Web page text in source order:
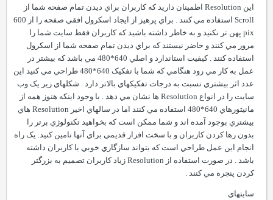
اين Resolution اطمينان داريد که کاربران براي ديدن تمام صفحه شما از
Scroll استفاده مي کنند . براي پرهيز از ايجاد اسکرول افقي صفحه را از 600
pix پهن تر نکنيد و به خاطر داشته باشيد که کاربران فقط سايت شما را
مرور مي کنند و حاضر نيستند که براي ديدن تمام صفحه شما از اسکرول
استفاده کنند . کيفيت استاندارد و اصلي 640*480 مي باشد که بيشتر در
عمل به کار مي رود هنگامي که شما با تفکيک 640*480 طراحي مي کنيد اين
عدد اثر بيشتري نسبت به درجات تفکيکهاي بالاتر دارد . شکلهاي زير يک وب
سايت را در انواع Resolution ها نشان مي دهد . با وجود اينکه هنوز همه از
مانيتورهاي 640*480 استفاده مي کنند اما در سالهاي اخير Resolution هاي
بيشتري بوجود آمده اند و شما ممکن است که بخواهيد تکنولوژي برتر را
بدون رها کردن کاربران و با سخت افزار قديمي براي آنها تامين کنيد. يک راه
انجام اين عمل طراحي است که بتواند سازگاري خوبي با کاربران داشته
باشد . در صورت استفاده از Resolution زياد کاربران تصميم به بزرگتر
کردن پنجره مي کنند .
سايتهاي